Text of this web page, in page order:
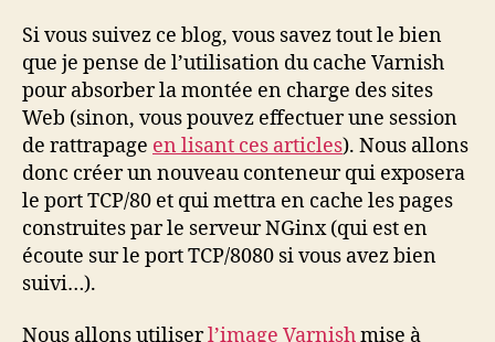
Si vous suivez ce blog, vous savez tout le bien
que je pense de l’utilisation du cache Varnish
pour absorber la montée en charge des sites
Web (sinon, vous pouvez effectuer une session
de rattrapage en lisant ces articles). Nous allons
donc créer un nouveau conteneur qui exposera
le port TCP/80 et qui mettra en cache les pages
construites par le serveur NGinx (qui est en
écoute sur le port TCP/8080 si vous avez bien
suivi…).
Nous allons utiliserl’image Varnishmise à